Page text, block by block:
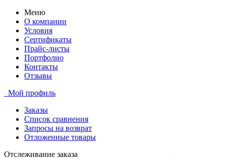
Меню
О компании
Условия
Сертификаты
Прайс-листы
Портфолио
Контакты
Отзывы
Мой профиль
Заказы
Список сравнения
Запросы на возврат
Отложенные товары
Отслеживание заказа